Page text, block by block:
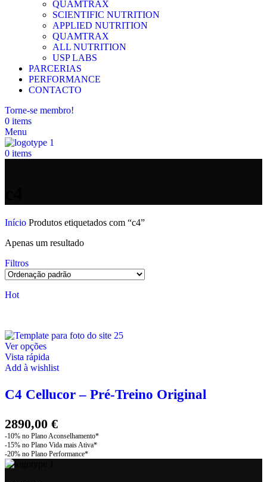
QUAMTRAX
SCIENTIFIC NUTRITION
APPLIED NUTRITION
QUAMTRAX
ALL NUTRITION
USP LABS
PARCERIAS
PERFORMANCE
CONTACTO
Torne-se membro!
0 items
Menu
0 items
Início Produtos etiquetados com “c4”
Apenas um resultado
Filtros
Hot
Ver opçõesThis
product
has
variants.
The
may
be
chosen
on
Vista rápida
Add à wishlist
C4 Cellucor – Pré-Treino Original
2890,00 €